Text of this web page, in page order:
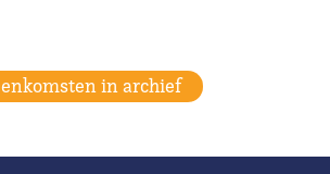
in archief